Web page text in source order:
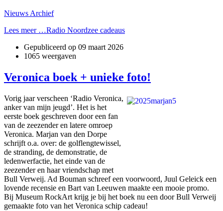
Nieuws Archief
Lees meer …Radio Noordzee cadeaus
Gepubliceerd op 09 maart 2026
1065 weergaven
Veronica boek + unieke foto!
Vorig jaar verscheen ‘Radio Veronica,
anker van mijn jeugd’. Het is het
eerste boek geschreven door een fan
van de zeezender en latere omroep
Veronica. Marjan van den Dorpe
schrijft o.a. over: de golflengtewissel,
de stranding, de demonstratie, de
ledenwerfactie, het einde van de
zeezender en haar vriendschap met
Bull Verweij. Ad Bouman schreef een voorwoord, Juul Geleick een
lovende recensie en Bart van Leeuwen maakte een mooie promo.
Bij Museum RockArt krijg je bij het boek nu een door Bull Verweij
gemaakte foto van het Veronica schip cadeau!